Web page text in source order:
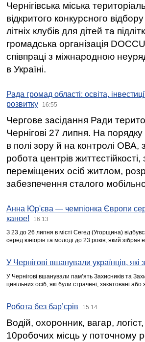
Чернігівська міська
відкритого конкурсного
літніх клубів для дітей та
громадська організація
співпраці з міжнародною
в Україні.
Рада громад області: освіта,
розвитку
16:55
Чергове засідання Ради
Чернігові 27 липня. На
в полі зору й на контролі ОВА,
робота центрів
переміщених осіб житлом,
забезпечення сталого
Анна Юр'єва — чемпіонка Європи
каное!
16:13
З 23 до 26 липня в місті Сегед (Угорщина)
серед юніорів та молоді до 23 років, який
У Чернігові вшанували українців, які
У Чернігові вшанували пам’ять Захисників та
цивільних осіб, які були страчені, закатовані або
Робота без бар’єрів 15:14
Водій, охоронник, вагар,
10робочих місць у поточному